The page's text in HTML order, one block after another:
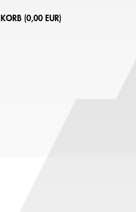
KORB (0,00 EUR)